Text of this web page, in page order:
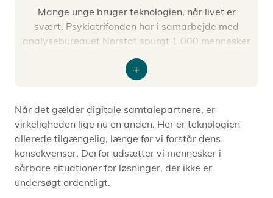
Mange unge bruger teknologien, når livet er
svært. Psykiatrifonden har i samarbejde med
analysebureauet Norstat spurgt 1.000 mennesker
i forskellige aldersgrupper, om de bruger chatbots
– og i så fald hvordan. Her svarer 41 procent af de
helbred.
Expand
Når det gælder digitale samtalepartnere, er
virkeligheden lige nu en anden. Her er teknologien
allerede tilgængelig, længe før vi forstår dens
konsekvenser. Derfor udsætter vi mennesker i
sårbare situationer for løsninger, der ikke er
undersøgt ordentligt.